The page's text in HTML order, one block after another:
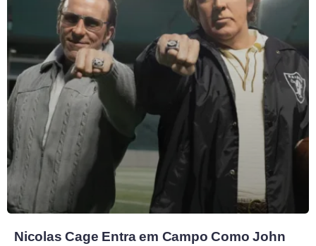
Nicolas Cage Entra em Campo Como John